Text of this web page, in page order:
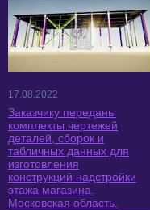
17.08.2022
Заказчику переданы
комплекты чертежей
деталей, сборок и
табличных данных для
изготовления
конструкций надстройки
этажа магазина.
Московская область.